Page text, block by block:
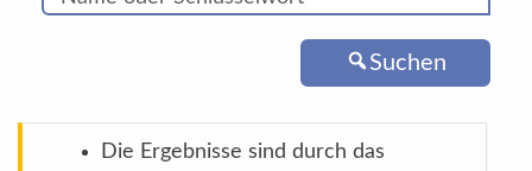
Suchen
Die Ergebnisse sind durch das